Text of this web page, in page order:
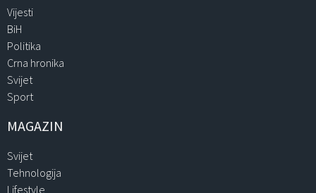
Vijesti
BiH
Politika
Crna hronika
Svijet
Sport
MAGAZIN
Svijet
Tehnologija
Lifestyle